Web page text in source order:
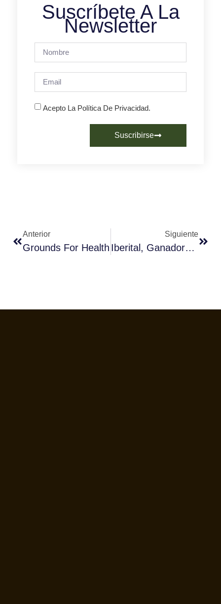
Suscríbete A La
Newsletter
Acepto La Política De Privacidad.
Suscribirse
Anterior
Grounds For Health
Siguiente
Iberital, Ganadora De Los IF Awards